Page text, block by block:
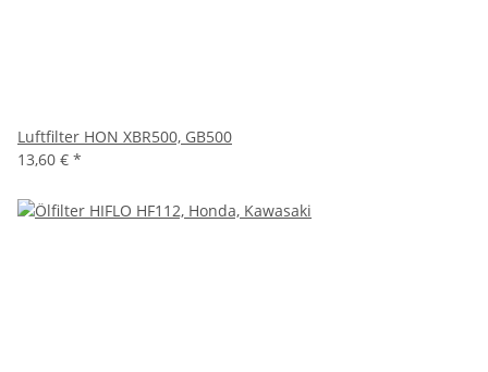
Luftfilter HON XBR500, GB500
13,60 € *